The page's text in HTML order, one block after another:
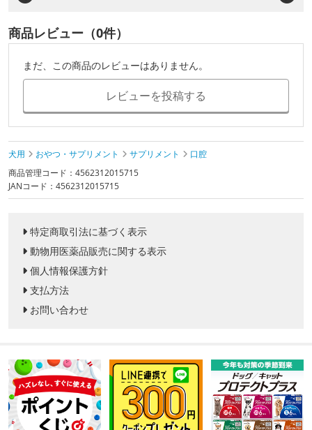
商品レビュー（0件）
まだ、この商品のレビューはありません。
レビューを投稿する
犬用 おやつ・サプリメント サプリメント
口腔
商品管理コード：4562312015715
JANコード：4562312015715
特定商取引法に基づく表示
動物用医薬品販売に関する表示
個人情報保護方針
支払方法
お問い合わせ